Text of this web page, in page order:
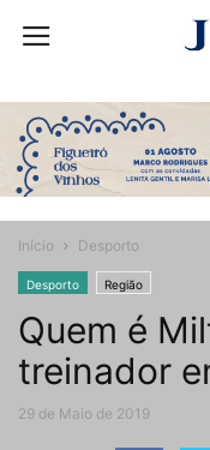
Início Desporto
Desporto Região
Quem é
treinador
29 de Maio de 2019